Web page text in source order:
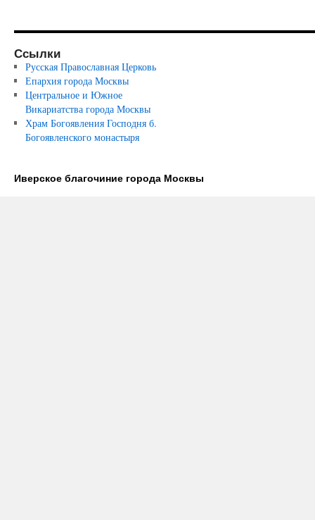
Ссылки
Русская Православная Церковь
Епархия города Москвы
Центральное и Южное
Викариатства города Москвы
Храм Богоявления Господня б.
Богоявленского монастыря
Иверское благочиние города Москвы